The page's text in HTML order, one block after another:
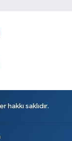
saklıdır.